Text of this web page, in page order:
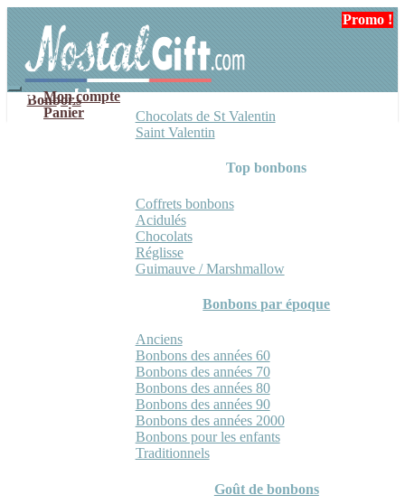
navigation
contenu
Mon compte
Panier
Bonbons
Chocolats de St Valentin
Saint Valentin
Top bonbons
Coffrets bonbons
Acidulés
Chocolats
Réglisse
Guimauve / Marshmallow
Bonbons par époque
Anciens
Bonbons des années 60
Bonbons des années 70
Bonbons des années 80
Bonbons des années 90
Bonbons des années 2000
Bonbons pour les enfants
Traditionnels
Goût de bonbons
Promo !